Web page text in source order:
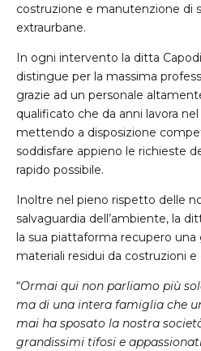
costruzione e manutenzione di
extraurbane.
In ogni intervento la ditta
distingue per la massima
grazie ad un personale
qualificato che da anni lavora
mettendo a disposizione
soddisfare appieno le richieste
rapido possibile.
Inoltre nel pieno rispetto delle
salvaguardia dell’ambiente, la
la sua piattaforma recupero una
materiali residui da costruzioni e
“Ormai qui non parliamo più
ma di una intera famiglia che
mai ha sposato la nostra
grandissimi tifosi e